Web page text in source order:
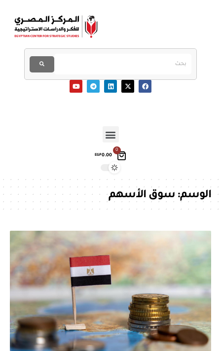
0
EGP0.00
الوسم:سوق الأسهم